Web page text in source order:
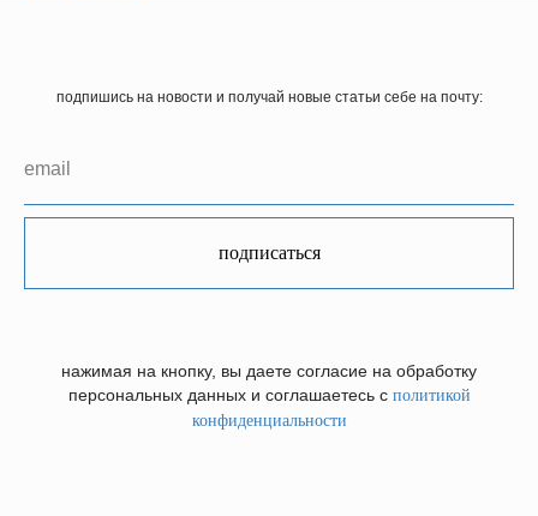
подпишись на новости и получай новые статьи себе на почту:
подписаться
нажимая на кнопку, вы даете согласие на обработку
персональных данных и соглашаетесь c политикой
конфиденциальности